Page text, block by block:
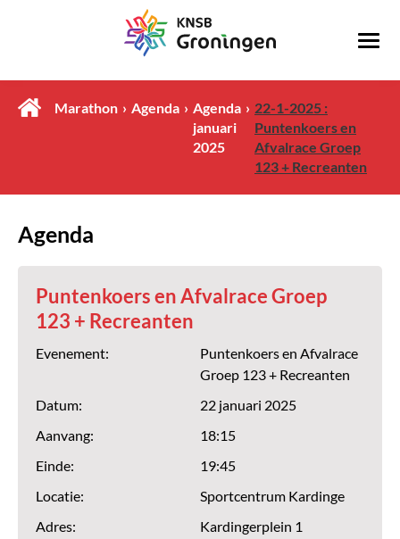
Marathon Agenda
Agenda
januari
2025
22-1-2025 :
Puntenkoers en
Afvalrace Groep
123 + Recreanten
Agenda
Puntenkoers en Afvalrace Groep
123 + Recreanten
Evenement:
Puntenkoers en Afvalrace
Groep 123 + Recreanten
Datum:
22 januari 2025
Aanvang:
18:15
Einde:
19:45
Locatie:
Sportcentrum Kardinge
Adres:
Kardingerplein 1